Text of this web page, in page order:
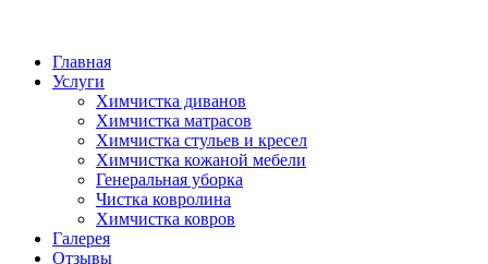
Главная
Услуги
Химчистка диванов
Химчистка матрасов
Химчистка стульев и кресел
Химчистка кожаной мебели
Генеральная уборка
Чистка ковролина
Химчистка ковров
Галерея
Отзывы